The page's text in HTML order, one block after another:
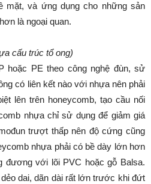
mặt, và ứng dụng cho những sản
là ngoại quan.
cấu trúc tổ ong)
hoặc PE theo công nghệ đùn, sử
có liên kết nào với nhựa nên phải
lên trên honeycomb, tạo cầu nối
nhựa chỉ sử dụng để giảm giá
trượt thấp nên độ cứng cũng
nhựa phải có bề dày lớn hơn
với lõi PVC hoặc gỗ Balsa.
dai, dãn dài rất lớn trước khi đứt